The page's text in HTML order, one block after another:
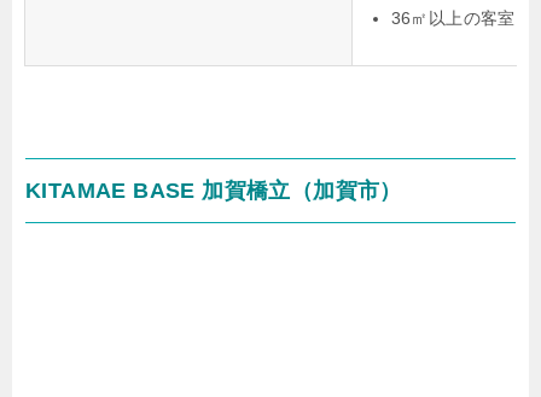
36㎡以上の客室と
KITAMAE BASE 加賀橋立（加賀市）